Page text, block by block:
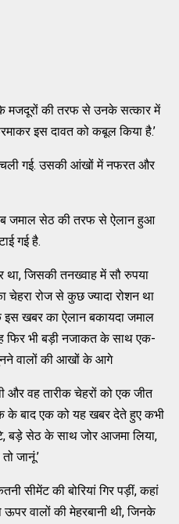
के मजदूरों की तरफ से उनके सत्कार में
इस दावत को कबूल किया है.’
गई. उसकी आंखों में नफरत और
जमाल सेठ की तरफ से ऐलान हुआ
गई है.
जिसकी तनख्वाह में सौ रुपया
चेहरा रोज से कुछ ज्यादा रोशन था
खबर का ऐलान बकायदा जमाल
फिर भी बड़ी नजाकत के साथ एक-
वालों की आखों के आगे
और वह तारीक चेहरों को एक जीत
के बाद एक को यह खबर देते हुए कभी
बड़े सेठ के साथ जोर आजमा लिया,
जानूं.’
सीमेंट की बोरियां गिर पड़ीं, कहां
वालों की मेहरबानी थी, जिनके